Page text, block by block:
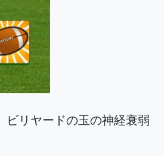
ビリヤードの玉の神経衰弱